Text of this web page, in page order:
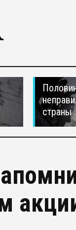
страны